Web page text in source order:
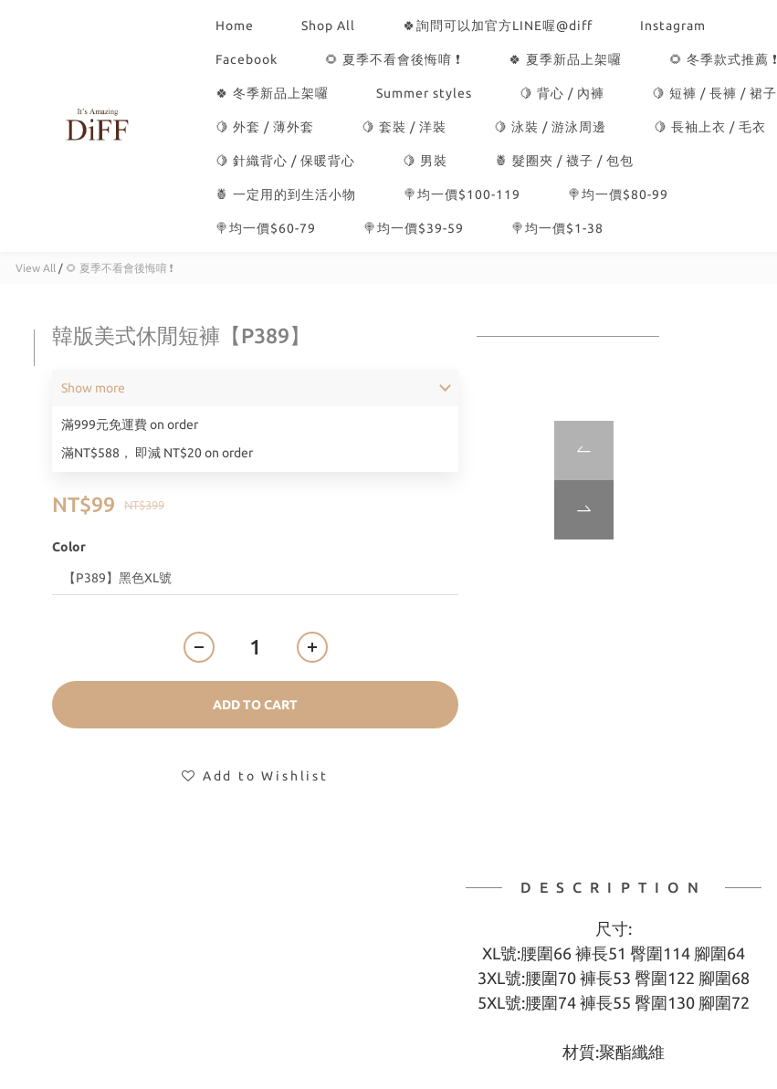
Home Shop All 🍀詢問可以加官方LINE喔@diff Instagram
Facebook 🌻 夏季不看會後悔唷 ❗ 🍀 夏季新品上架囉 🌻 冬季款式推薦 ❗
🍀 冬季新品上架囉 Summer styles 🍋 背心 / 內褲 🍋 短褲 / 長褲 / 裙子
🍋 外套 / 薄外套 🍋 套裝 / 洋裝 🍋 泳裝 / 游泳周邊 🍋 長袖上衣 / 毛衣
🍋 針織背心 / 保暖背心 🍋 男裝 🍍 髮圈夾 / 襪子 / 包包
🍍 一定用的到生活小物 🍭均一價$100-119 🍭均一價$80-99
🍭均一價$60-79 🍭均一價$39-59 🍭均一價$1-38
View All / 🌻 夏季不看會後悔唷 ❗
韓版美式休閒短褲【P389】
滿999元免運費 on order
滿NT$588， 即減 NT$20 on order
Show more
NT$399
NT$99
Color
ADD TO CART
Add to Wishlist
DESCRIPTION
尺寸:
XL號:腰圍66 褲長51 臀圍114 腳圍64
3XL號:腰圍70 褲長53 臀圍122 腳圍68
5XL號:腰圍74 褲長55 臀圍130 腳圍72
材質:聚酯纖維